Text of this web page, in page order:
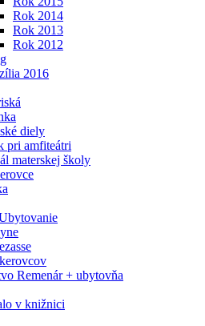
Rok 2014
Rok 2013
Rok 2012
2016
diely
pri amfiteátri
materskej školy
Remenár + ubytovňa
v knižnici